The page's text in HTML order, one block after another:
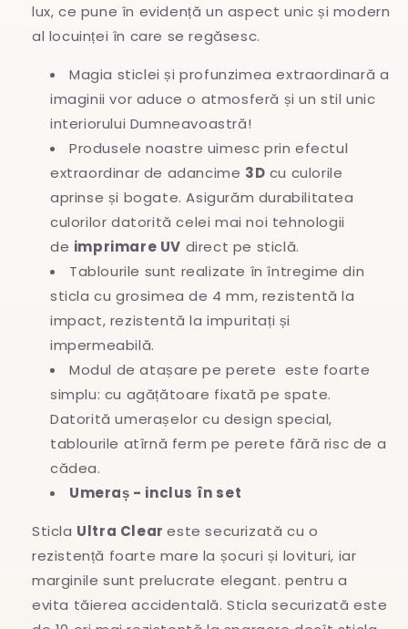
lux, ce pune în evidență un aspect unic și modern
al locuinței în care se regăsesc.
Magia sticlei și profunzimea extraordinară a
imaginii vor aduce o atmosferă și un stil unic
interiorului Dumneavoastră!
Produsele noastre uimesc prin efectul
extraordinar de adancime 3D cu culorile
aprinse și bogate. Asigurăm durabilitatea
culorilor datorită celei mai noi tehnologii
de imprimare UV direct pe sticlă.
Tablourile sunt realizate în întregimedin
sticla cu grosimea de 4 mm, rezistentă la
impact, rezistentă la impuritați și
impermeabilă.
Modul de atașare pe perete este foarte
simplu: cu agățătoare fixată pe spate.
Datorită umerașelor cu design special,
tablourile atîrnă ferm pe perete fără risc de a
cădea.
Umeraș - inclus în set
Sticla Ultra Cleareste securizată cu o
rezistență foarte mare la șocuri și lovituri, iar
marginile sunt prelucrate elegant. pentru a
evita tăierea accidentală. Sticla securizată este